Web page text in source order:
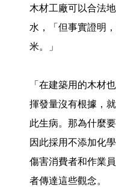
木材工廠可以合法
水，「但事實證明
米。」
「在建築用的木材
揮發量沒有根據，
此生病。那為什麼
因此採用不添加化
傷害消費者和作業
者傳達這些觀念。